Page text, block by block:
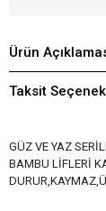
Ürün
Taksit
GÜZ VE YAZ
BAMBU LİFLERİ